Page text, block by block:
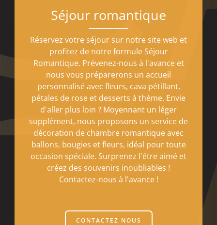
Séjour romantique
Réservez votre séjour sur notre site web et
profitez de notre formule Séjour
Romantique. Prévenez-nous à l'avance et
nous vous préparerons un accueil
personnalisé avec fleurs, cava pétillant,
pétales de rose et desserts à thème. Envie
d'aller plus loin ? Moyennant un léger
supplément, nous proposons un service de
décoration de chambre romantique avec
ballons, bougies et fleurs, idéal pour toute
occasion spéciale. Surprenez l'être aimé et
créez des souvenirs inoubliables !
Contactez-nous à l'avance !
CONTACTEZ NOUS